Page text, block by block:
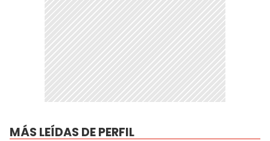
MÁS LEÍDAS DE PERFIL